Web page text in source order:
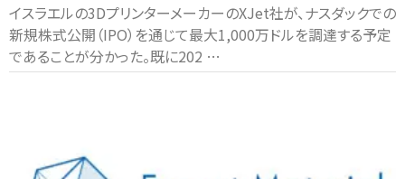
イスラエルの3DプリンターメーカーのXJet社が、ナスダックでの
新規株式公開（IPO）を通じて最大1,000万ドルを調達する予定
であることが分かった。既に202 …